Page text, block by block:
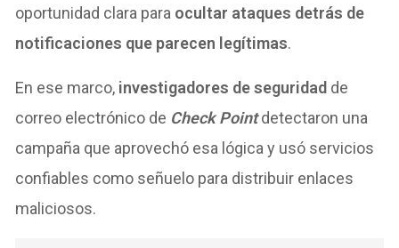
oportunidad clara para ocultar ataques detrás de
notificaciones que parecen legítimas.
En ese marco, investigadores de seguridad de
correo electrónico de Check Pointdetectaron una
campaña que aprovechó esa lógica y usó servicios
confiables como señuelo para distribuir enlaces
maliciosos.